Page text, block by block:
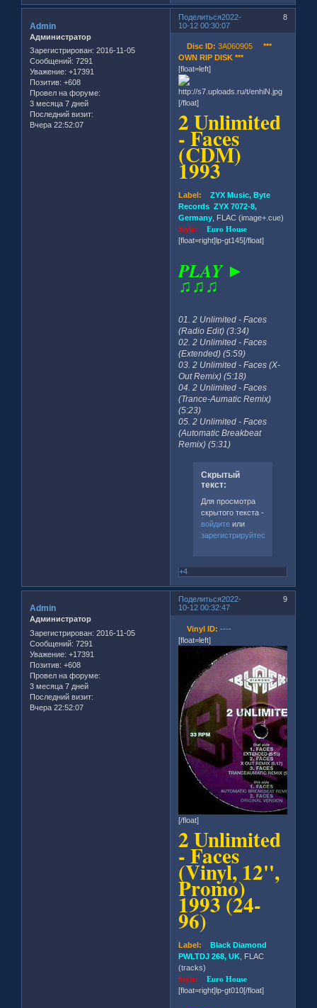
Поделиться 8
2022-
10-12 00:30:07
Admin
Администратор
Зарегистрирован: 2016-11-05
Сообщений: 7291
Уважение: +17391
Позитив: +608
Провел на форуме:
3 месяца 7 дней
Последний визит:
Вчера 22:52:07
Disc ID: 3A060905***
OWN RIP DISK ***
[float=left]
[/float]
2 Unlimited
- Faces
(CDM)
1993
Label: ZYX Music, Byte
Records ZYX 7072-8,
Germany , FLAC (image+.cue)
Style:Euro House
[float=right]lp-gt145[/float]
PLAY ►
♫♫♫
01. 2 Unlimited - Faces
(Radio Edit) (3:34)
02. 2 Unlimited - Faces
(Extended) (5:59)
03. 2 Unlimited - Faces (X-
Out Remix) (5:18)
04. 2 Unlimited - Faces
(Trance-Aumatic Remix)
(5:23)
05. 2 Unlimited - Faces
(Automatic Breakbeat
Remix) (5:31)
Скрытый
текст:
Для просмотра
скрытого текста -
войдитеили
зарегистрируйтесь
+4
Поделиться 9
2022-
10-12 00:32:47
Admin
Администратор
Зарегистрирован: 2016-11-05
Сообщений: 7291
Уважение: +17391
Позитив: +608
Провел на форуме:
3 месяца 7 дней
Последний визит:
Вчера 22:52:07
Vinyl ID: ----
[float=left]
[/float]
2 Unlimited
- Faces
(Vinyl, 12'',
Promo)
1993 (24-
96)
Label: Black Diamond
PWLTDJ 268, UK , FLAC
(tracks)
Style:Euro House
[float=right]lp-gt010[/float]